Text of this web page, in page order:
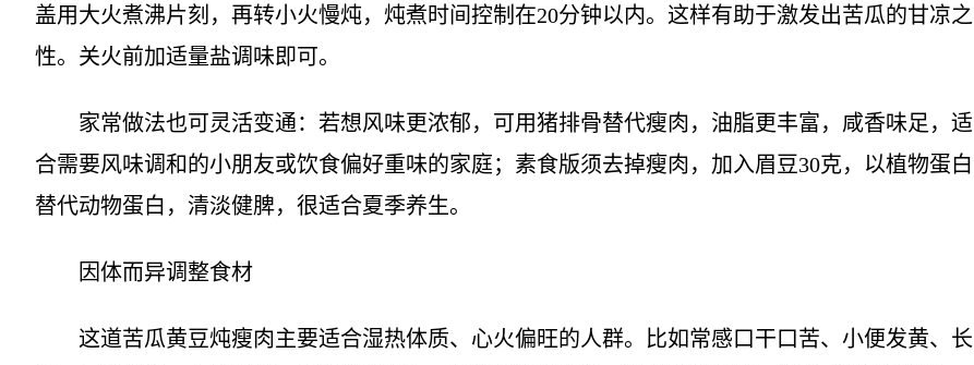
盖用大火煮沸片刻，再转小火慢炖，炖煮时间控制在20分钟以内。这样有助于激发出苦瓜的甘凉之
性。关火前加适量盐调味即可。
家常做法也可灵活变通：若想风味更浓郁，可用猪排骨替代瘦肉，油脂更丰富，咸香味足，适
合需要风味调和的小朋友或饮食偏好重味的家庭；素食版须去掉瘦肉，加入眉豆30克，以植物蛋白
替代动物蛋白，清淡健脾，很适合夏季养生。
因体而异调整食材
这道苦瓜黄豆炖瘦肉主要适合湿热体质、心火偏旺的人群。比如常感口干口苦、小便发黄、长